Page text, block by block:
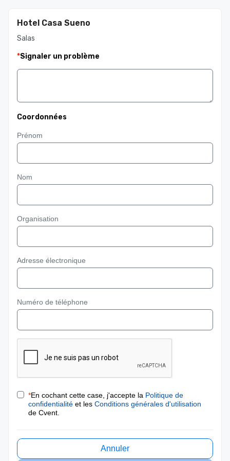
Hotel Casa Sueno
Salas
*Signaler un problème
Coordonnées
Prénom
Nom
Organisation
Adresse électronique
Numéro de téléphone
*En cochant cette case, j'accepte la Politique de
confidentialité et les Conditions générales d'utilisation
de Cvent.
Annuler